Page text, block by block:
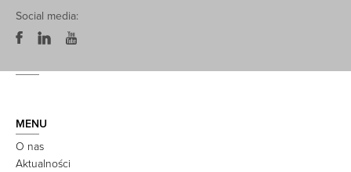
Social media:
MENU
O nas
Aktualności